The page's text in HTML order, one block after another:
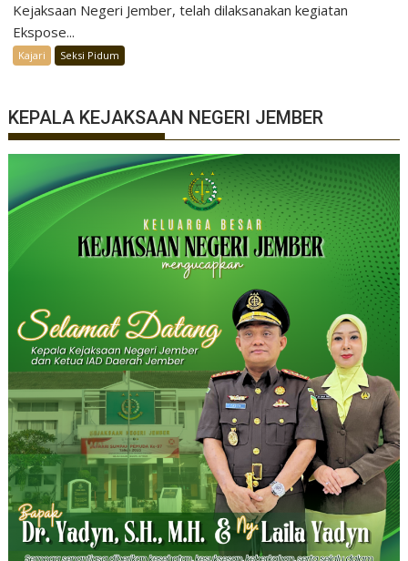
Kejaksaan Negeri Jember, telah dilaksanakan kegiatan
Ekspose...
Kajari Seksi Pidum
KEPALA KEJAKSAAN NEGERI JEMBER